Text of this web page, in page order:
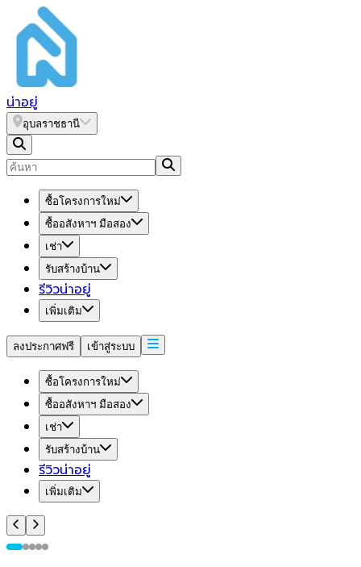
น่าอยู่
อุบลราชธานี
ซื้อโครงการใหม่
ซื้ออสังหาฯ มือสอง
เช่า
รับสร้างบ้าน
รีวิวน่าอยู่
เพิ่มเติม
ลงประกาศฟรี เข้าสู่ระบบ
ซื้อโครงการใหม่
ซื้ออสังหาฯ มือสอง
เช่า
รับสร้างบ้าน
รีวิวน่าอยู่
เพิ่มเติม